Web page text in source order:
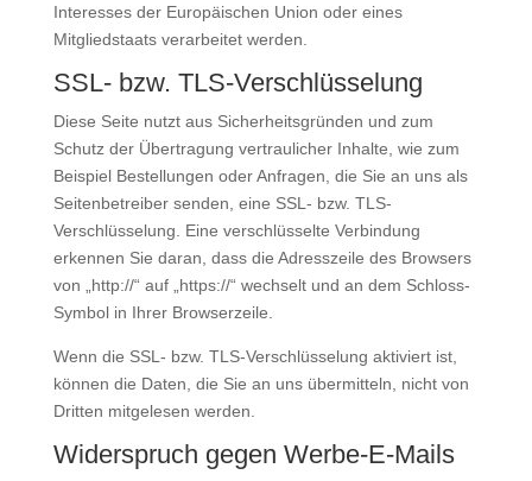
Interesses der Europäischen Union oder eines
Mitgliedstaats verarbeitet werden.
SSL- bzw. TLS-Verschlüsselung
Diese Seite nutzt aus Sicherheitsgründen und zum
Schutz der Übertragung vertraulicher Inhalte, wie zum
Beispiel Bestellungen oder Anfragen, die Sie an uns als
Seitenbetreiber senden, eine SSL- bzw. TLS-
Verschlüsselung. Eine verschlüsselte Verbindung
erkennen Sie daran, dass die Adresszeile des Browsers
von „http://“ auf „https://“ wechselt und an dem Schloss-
Symbol in Ihrer Browserzeile.
Wenn die SSL- bzw. TLS-Verschlüsselung aktiviert ist,
können die Daten, die Sie an uns übermitteln, nicht von
Dritten mitgelesen werden.
Widerspruch gegen Werbe-E-Mails